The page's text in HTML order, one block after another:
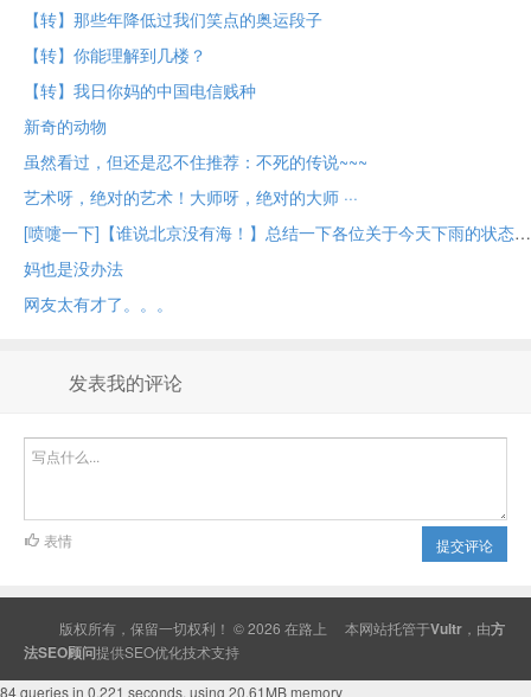
【转】那些年降低过我们笑点的奥运段子
【转】你能理解到几楼？
【转】我日你妈的中国电信贱种
新奇的动物
虽然看过，但还是忍不住推荐：不死的传说~~~
艺术呀，绝对的艺术！大师呀，绝对的大师 ···
[喷嚏一下]【谁说北京没有海！】总结一下各位关于今天下雨的状态～
妈也是没办法
网友太有才了。。。
发表我的评论
提交评论
表情
版权所有，保留一切权利！ © 2026 在路上 本网站托管于Vultr ，由方
法SEO顾问提供SEO优化技术支持
84 queries in 0.221 seconds, using 20.61MB memory